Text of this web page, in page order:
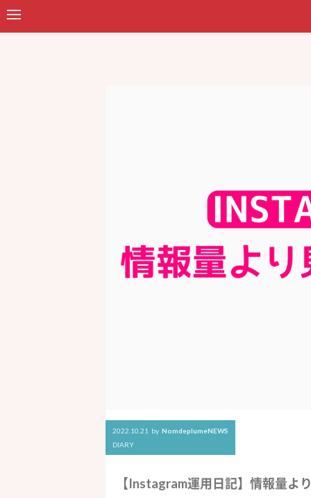
2022.10.21 by NomdeplumeNEWS
DIARY
【Instagram運用日記】情報量よ